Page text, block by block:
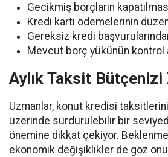
Gecikmiş borçların
Kredi kartı ödemelerinin
Gereksiz kredi
Mevcut borç yükünün kontrol
Aylık Taksit Bütçenizi
Uzmanlar, konut kredisi
üzerinde sürdürülebilir bir
önemine dikkat çekiyor.
ekonomik değişiklikler de göz